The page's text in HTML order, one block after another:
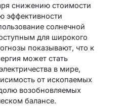
снижению стоимости
эффективности
солнечной
для широкого
показывают, что к
может стать
в мире,
от ископаемых
возобновляемых
балансе.